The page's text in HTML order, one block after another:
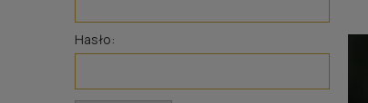
Hasło: